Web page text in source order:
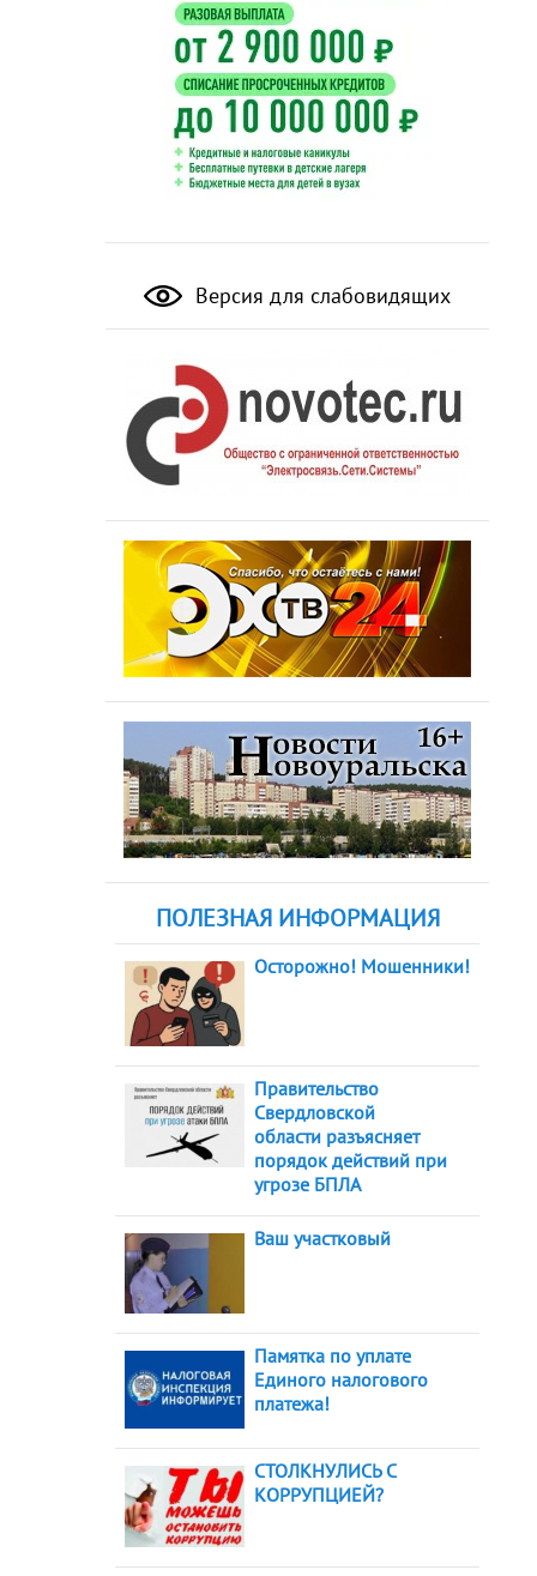
Версия для слабовидящих
ПОЛЕЗНАЯ ИНФОРМАЦИЯ
Осторожно! Мошенники!
Правительство
Свердловской
области разъясняет
порядок действий при
угрозе БПЛА
Ваш участковый
Памятка по уплате
Единого налогового
платежа!
СТОЛКНУЛИСЬ С
КОРРУПЦИЕЙ?